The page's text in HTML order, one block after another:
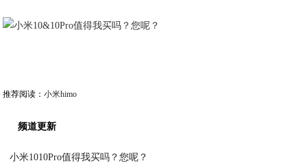
推荐阅读：小米himo
频道更新
小米1010Pro值得我买吗？您呢？